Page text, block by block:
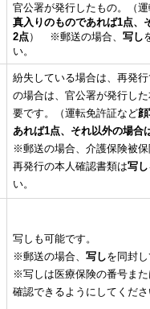
官公署が発行したもの。（
真入りのものであれば1点、
2点） ※郵送の場合、 写し
い。
紛失している場合は、再発
の場合は、官公署が発行し
要です。（運転免許証など顔
あれば1点、それ以外の場合
※郵送の場合、介護保険被保
再発行の本人確認書類は写し
い。
写しも可能です。
※郵送の場合、 写しを同封し
※写しは医療保険の番号ま
確認できるようにしてくださ